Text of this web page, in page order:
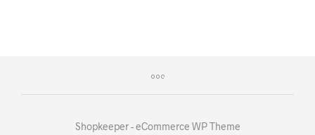
Shopkeeper - eCommerce WP Theme